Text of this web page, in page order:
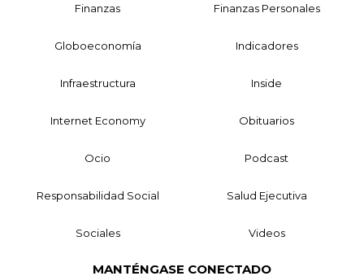
Finanzas Finanzas Personales
Globoeconomía Indicadores
Infraestructura Inside
Internet Economy Obituarios
Ocio Podcast
Responsabilidad Social Salud Ejecutiva
Sociales Videos
MANTÉNGASE CONECTADO